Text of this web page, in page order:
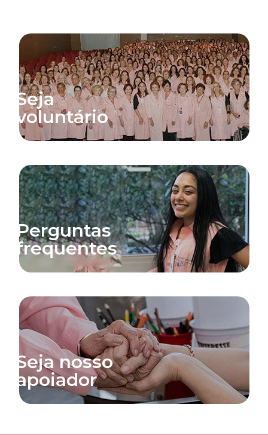
Seja
voluntário
Perguntas
frequentes
Seja nosso
apoiador